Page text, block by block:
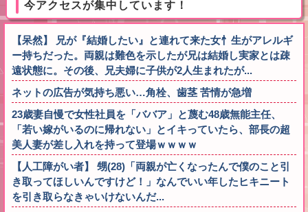
今アクセスが集中しています！
【呆然】 兄が『結婚したい』と連れて来た女忄生がアレルギ
ー持ちだった。両親は難色を示したが兄は結婚し実家とは疎
遠状態に。その後、兄夫婦に子供が2人生まれたが...
ネットの広告が気持ち悪い…角栓、歯茎 苦情が急増
23歳妻自慢で女性社員を「ババア」と蔑む48歳無能主任、
「若い嫁がいるのに帰れない」とイキっていたら、部長の超
美人妻が差し入れを持って登場ｗｗｗｗ
【人工障がい者】 甥(28)「両親が亡くなったんで僕のこと引
き取ってほしいんですけど！」なんでいい年したヒキニート
を引き取らなきゃいけないんだ...